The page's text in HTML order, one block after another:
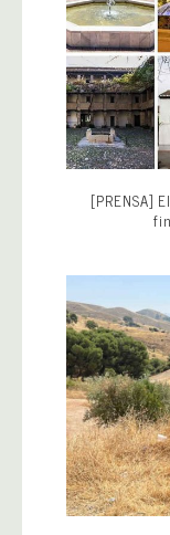
[PRENSA]